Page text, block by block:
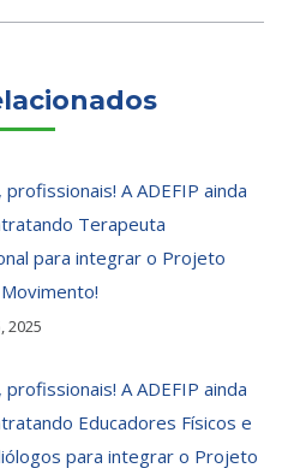
profissionais! A ADEFIP ainda
Terapeuta
para integrar o Projeto
2025
profissionais! A ADEFIP ainda
Educadores Físicos e
para integrar o Projeto